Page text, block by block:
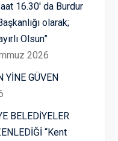
16.30′ da Burdur
olarak;
Olsun”
2026
YİNE GÜVEN
BELEDİYELER
“Kent